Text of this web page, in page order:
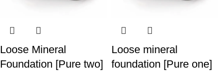
Loose Mineral
Foundation [Pure two]
Loose mineral
foundation [Pure one]